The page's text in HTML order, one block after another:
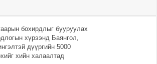
бохирдлыг бууруулах
хүрээнд Баянгол,
дүүргийн 5000
хийн халаалтад